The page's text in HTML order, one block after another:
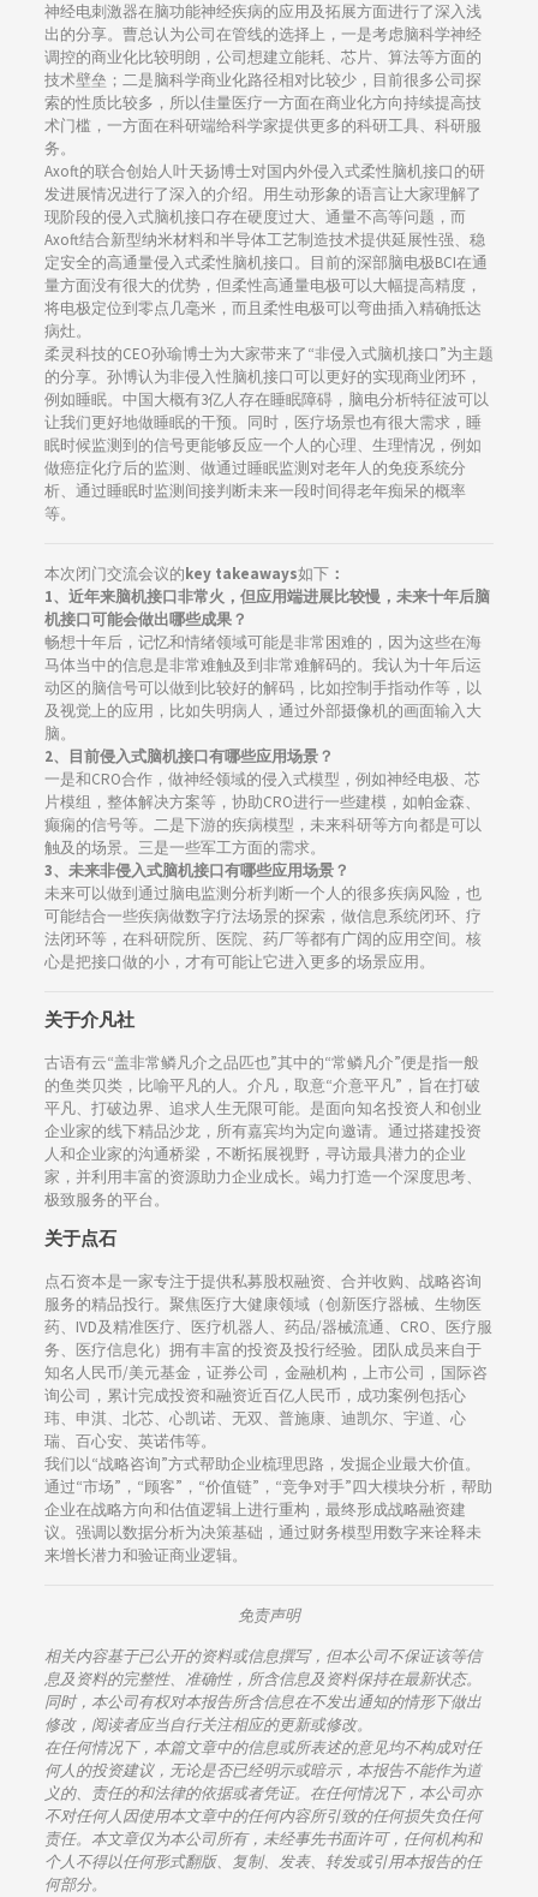
神经电刺激器在脑功能神经疾病的应用及拓展方面进行了深入浅
出的分享。曹总认为公司在管线的选择上，一是考虑脑科学神经
调控的商业化比较明朗，公司想建立能耗、芯片、算法等方面的
技术壁垒；二是脑科学商业化路径相对比较少，目前很多公司探
索的性质比较多，所以佳量医疗一方面在商业化方向持续提高技
术门槛，一方面在科研端给科学家提供更多的科研工具、科研服
务。
Axoft的联合创始人叶天扬博士对国内外侵入式柔性脑机接口的研
发进展情况进行了深入的介绍。用生动形象的语言让大家理解了
现阶段的侵入式脑机接口存在硬度过大、通量不高等问题，而
Axoft结合新型纳米材料和半导体工艺制造技术提供延展性强、稳
定安全的高通量侵入式柔性脑机接口。目前的深部脑电极BCI在通
量方面没有很大的优势，但柔性高通量电极可以大幅提高精度，
将电极定位到零点几毫米，而且柔性电极可以弯曲插入精确抵达
病灶。
柔灵科技的CEO孙瑜博士为大家带来了“非侵入式脑机接口”为主题
的分享。孙博认为非侵入性脑机接口可以更好的实现商业闭环，
例如睡眠。中国大概有3亿人存在睡眠障碍，脑电分析特征波可以
让我们更好地做睡眠的干预。同时，医疗场景也有很大需求，睡
眠时候监测到的信号更能够反应一个人的心理、生理情况，例如
做癌症化疗后的监测、做通过睡眠监测对老年人的免疫系统分
析、通过睡眠时监测间接判断未来一段时间得老年痴呆的概率
等。
本次闭门交流会议的key takeaways如下：
1、近年来脑机接口非常火，但应用端进展比较慢，未来十年后脑
机接口可能会做出哪些成果？
畅想十年后，记忆和情绪领域可能是非常困难的，因为这些在海
马体当中的信息是非常难触及到非常难解码的。我认为十年后运
动区的脑信号可以做到比较好的解码，比如控制手指动作等，以
及视觉上的应用，比如失明病人，通过外部摄像机的画面输入大
脑。
2、目前侵入式脑机接口有哪些应用场景？
一是和CRO合作，做神经领域的侵入式模型，例如神经电极、芯
片模组，整体解决方案等，协助CRO进行一些建模，如帕金森、
癫痫的信号等。二是下游的疾病模型，未来科研等方向都是可以
触及的场景。三是一些军工方面的需求。
3、未来非侵入式脑机接口有哪些应用场景？
未来可以做到通过脑电监测分析判断一个人的很多疾病风险，也
可能结合一些疾病做数字疗法场景的探索，做信息系统闭环、疗
法闭环等，在科研院所、医院、药厂等都有广阔的应用空间。核
心是把接口做的小，才有可能让它进入更多的场景应用。
关于介凡社
古语有云“盖非常鳞凡介之品匹也”其中的“常鳞凡介”便是指一般
的鱼类贝类，比喻平凡的人。介凡，取意“介意平凡”，旨在打破
平凡、打破边界、追求人生无限可能。是面向知名投资人和创业
企业家的线下精品沙龙，所有嘉宾均为定向邀请。通过搭建投资
人和企业家的沟通桥梁，不断拓展视野，寻访最具潜力的企业
家，并利用丰富的资源助力企业成长。竭力打造一个深度思考、
极致服务的平台。
关于点石
点石资本是一家专注于提供私募股权融资、合并收购、战略咨询
服务的精品投行。聚焦医疗大健康领域（创新医疗器械、生物医
药、IVD及精准医疗、医疗机器人、药品/器械流通、CRO、医疗服
务、医疗信息化）拥有丰富的投资及投行经验。团队成员来自于
知名人民币/美元基金，证券公司，金融机构，上市公司，国际咨
询公司，累计完成投资和融资近百亿人民币，成功案例包括心
玮、申淇、北芯、心凯诺、无双、普施康、迪凯尔、宇道、心
瑞、百心安、英诺伟等。
我们以“战略咨询”方式帮助企业梳理思路，发掘企业最大价值。
通过“市场”，“顾客”，“价值链”，“竞争对手”四大模块分析，帮助
企业在战略方向和估值逻辑上进行重构，最终形成战略融资建
议。强调以数据分析为决策基础，通过财务模型用数字来诠释未
来增长潜力和验证商业逻辑。
免责声明
相关内容基于已公开的资料或信息撰写，但本公司不保证该等信
息及资料的完整性、准确性，所含信息及资料保持在最新状态。
同时，本公司有权对本报告所含信息在不发出通知的情形下做出
修改，阅读者应当自行关注相应的更新或修改。
在任何情况下，本篇文章中的信息或所表述的意见均不构成对任
何人的投资建议，无论是否已经明示或暗示，本报告不能作为道
义的、责任的和法律的依据或者凭证。在任何情况下，本公司亦
不对任何人因使用本文章中的任何内容所引致的任何损失负任何
责任。本文章仅为本公司所有，未经事先书面许可，任何机构和
个人不得以任何形式翻版、复制、发表、转发或引用本报告的任
何部分。